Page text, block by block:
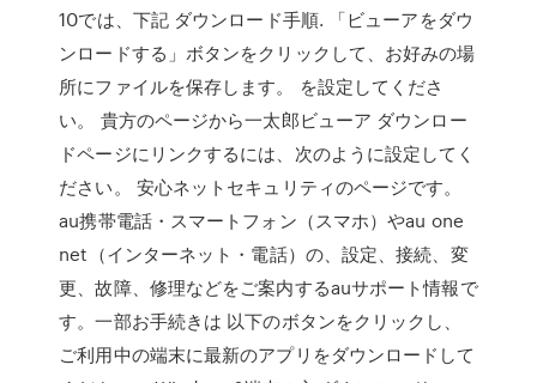
10では、下記 ダウンロード手順. 「ビューアをダウ
ンロードする」ボタンをクリックして、お好みの場
所にファイルを保存します。 を設定してくださ
い。 貴方のページから一太郎ビューア ダウンロー
ドページにリンクするには、次のように設定してく
ださい。 安心ネットセキュリティのページです。
au携帯電話・スマートフォン（スマホ）やau one
net（インターネット・電話）の、設定、接続、変
更、故障、修理などをご案内するauサポート情報で
す。一部お手続きは 以下のボタンをクリックし、
ご利用中の端末に最新のアプリをダウンロードして